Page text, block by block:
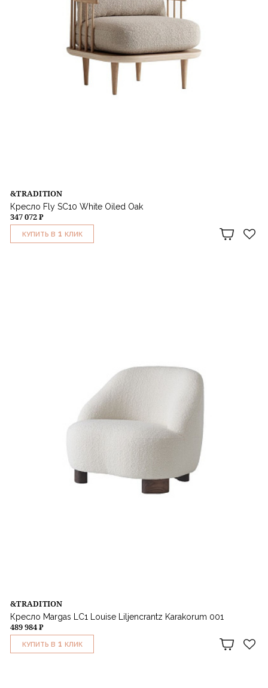
&TRADITION
Кресло Fly SC10 White Oiled Oak
347 072 ₽
КУПИТЬ В 1 КЛИК
&TRADITION
Кресло Margas LC1 Louise Liljencrantz Karakorum 001
489 984 ₽
КУПИТЬ В 1 КЛИК